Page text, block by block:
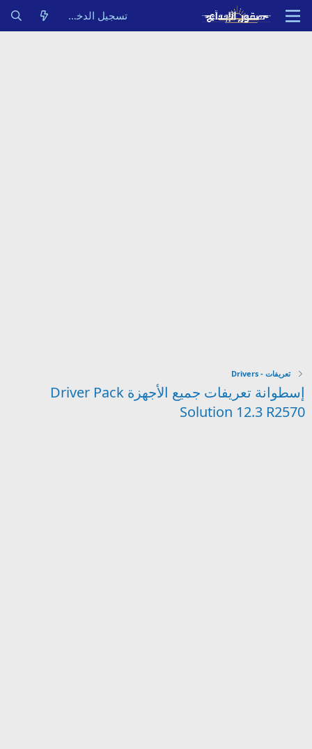
تسجيل الدخول
تعريفات - Drivers
إسطوانة تعريفات جميع الأجهزة Driver Pack
Solution 12.3 R2570